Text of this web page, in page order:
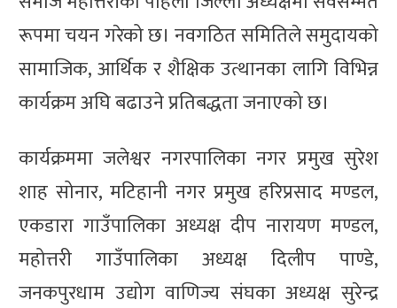
रूपमा चयन गरेको छ। नवगठित समितिले समुदायको
सामाजिक, आर्थिक र शैक्षिक उत्थानका लागि विभिन्न
कार्यक्रम अघि बढाउने प्रतिबद्धता जनाएको छ।
कार्यक्रममा जलेश्वर नगरपालिका नगर प्रमुख सुरेश
शाह सोनार, मटिहानी नगर प्रमुख हरिप्रसाद मण्डल,
एकडारा गाउँपालिका अध्यक्ष दीप नारायण मण्डल,
महोत्तरी गाउँपालिका अध्यक्ष दिलीप पाण्डे,
जनकपुरधाम उद्योग वाणिज्य संघका अध्यक्ष सुरेन्द्र